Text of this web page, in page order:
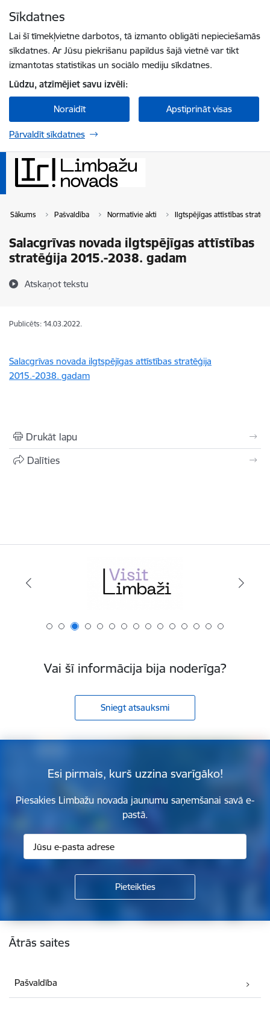
Sīkdatnes
Lai šī tīmekļvietne darbotos, tā izmanto obligāti nepieciešamās
sīkdatnes. Ar Jūsu piekrišanu papildus šajā vietnē var tikt
izmantotas statistikas un sociālo mediju sīkdatnes.
Lūdzu, atzīmējiet savu izvēli:
Noraidīt Apstiprināt visas
Pārvaldīt sīkdatnes
Sākums Pašvaldība Normatīvie akti Ilgtspējīgas attīstības
Salacgrīvas novada ilgtspējīgas attīstības
stratēģija 2015.-2038. gadam
Atskaņot tekstu
Publicēts: 14.03.2022.
Salacgrīvas novada ilgtspējīgas attīstības stratēģija
2015.-2038. gadam
Drukāt lapu
Dalīties
Vai šī informācija bija noderīga?
Sniegt atsauksmi
Esi pirmais, kurš uzzina svarīgāko!
Piesakies Limbažu novada jaunumu saņemšanai savā e-
pastā.
Kājene
Ātrās saites
Pašvaldība